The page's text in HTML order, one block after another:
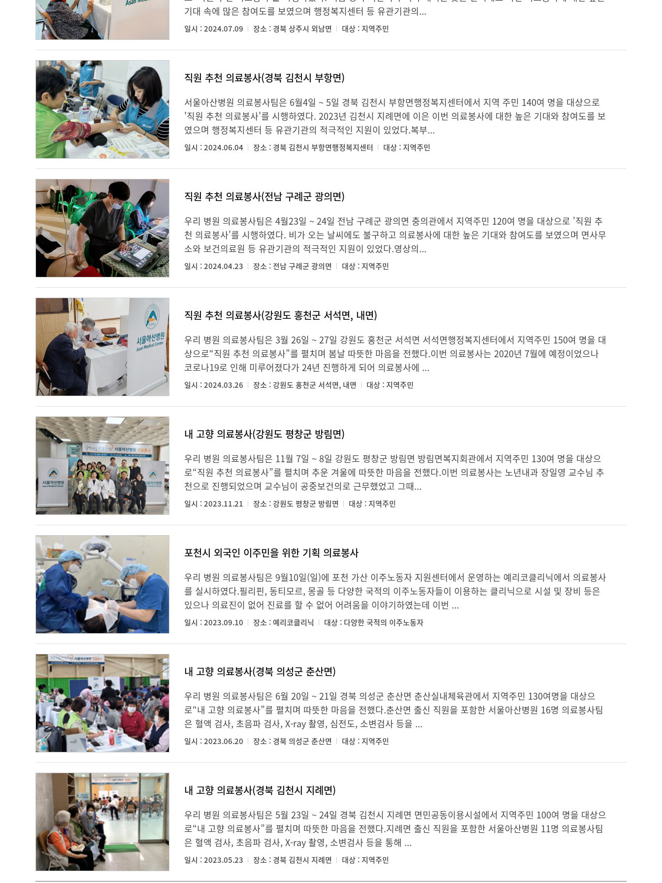
기대 속에 많은 참여도를 보였으며 행정복지센터 등 유관기관의...
일시 : 2024.07.09 장소 : 경북 상주시 외남면 대상 : 지역주민
직원 추천 의료봉사(경북 김천시 부항면)
서울아산병원 의료봉사팀은 6월4일 ~ 5일 경북 김천시 부항면행정복지센터에서 지역 주민 140여 명을 대상으로
'직원 추천 의료봉사'를 시행하였다. 2023년 김천시 지례면에 이은 이번 의료봉사에 대한 높은 기대와 참여도를 보
였으며 행정복지센터 등 유관기관의 적극적인 지원이 있었다.복부...
일시 : 2024.06.04 장소 : 경북 김천시 부항면행정복지센터 대상 : 지역주민
직원 추천 의료봉사(전남 구례군 광의면)
우리 병원 의료봉사팀은 4월23일 ~ 24일 전남 구례군 광의면 충의관에서 지역주민 120여 명을 대상으로 '직원 추
천 의료봉사'를 시행하였다. 비가 오는 날씨에도 불구하고 의료봉사에 대한 높은 기대와 참여도를 보였으며 면사무
소와 보건의료원 등 유관기관의 적극적인 지원이 있었다.영상의...
일시 : 2024.04.23 장소 : 전남 구례군 광의면 대상 : 지역주민
직원 추천 의료봉사(강원도 홍천군 서석면, 내면)
우리 병원 의료봉사팀은 3월 26일 ~ 27일 강원도 홍천군 서석면 서석면행정복지센터에서 지역주민 150여 명을 대
상으로“직원 추천 의료봉사”를 펼치며 봄날 따뜻한 마음을 전했다.이번 의료봉사는 2020년 7월에 예정이었으나
코로나19로 인해 미루어졌다가 24년 진행하게 되어 의료봉사에 ...
일시 : 2024.03.26 장소 : 강원도 홍천군 서석면, 내면 대상 : 지역주민
내 고향 의료봉사(강원도 평창군 방림면)
우리 병원 의료봉사팀은 11월 7일 ~ 8일 강원도 평창군 방림면 방림면복지회관에서 지역주민 130여 명을 대상으
로“직원 추천 의료봉사”를 펼치며 추운 겨울에 따뜻한 마음을 전했다.이번 의료봉사는 노년내과 장일영 교수님 추
천으로 진행되었으며 교수님이 공중보건의로 근무했었고 그때...
일시 : 2023.11.21 장소 : 강원도 평창군 방림면 대상 : 지역주민
포천시 외국인 이주민을 위한 기획 의료봉사
우리 병원 의료봉사팀은 9월10일(일)에 포천 가산 이주노동자 지원센터에서 운영하는 예리코클리닉에서 의료봉사
를 실시하였다.필리핀, 동티모르, 몽골 등 다양한 국적의 이주노동자들이 이용하는 클리닉으로 시설 및 장비 등은
있으나 의료진이 없어 진료를 할 수 없어 어려움을 이야기하였는데 이번 ...
일시 : 2023.09.10 장소 : 예리코클리닉 대상 : 다양한 국적의 이주노동자
내 고향 의료봉사(경북 의성군 춘산면)
우리 병원 의료봉사팀은 6월 20일 ~ 21일 경북 의성군 춘산면 춘산실내체육관에서 지역주민 130여명을 대상으
로“내 고향 의료봉사”를 펼치며 따뜻한 마음을 전했다.춘산면 출신 직원을 포함한 서울아산병원 16명 의료봉사팀
은 혈액 검사, 초음파 검사, X-ray 촬영, 심전도, 소변검사 등을 ...
일시 : 2023.06.20 장소 : 경북 의성군 춘산면 대상 : 지역주민
내 고향 의료봉사(경북 김천시 지례면)
우리 병원 의료봉사팀은 5월 23일 ~ 24일 경북 김천시 지례면 면민공동이용시설에서 지역주민 100여 명을 대상으
로“내 고향 의료봉사”를 펼치며 따뜻한 마음을 전했다.지례면 출신 직원을 포함한 서울아산병원 11명 의료봉사팀
은 혈액 검사, 초음파 검사, X-ray 촬영, 소변검사 등을 통해 ...
일시 : 2023.05.23 장소 : 경북 김천시 지례면 대상 : 지역주민